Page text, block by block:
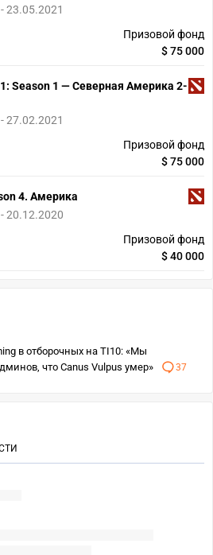
23.05.2021
Призовой фонд
$ 75 000
Season 1 — Северная Америка 2-
27.02.2021
Призовой фонд
$ 75 000
4. Америка
20.12.2020
Призовой фонд
$ 40 000
в отборочных на TI10: «Мы
что Canus Vulpus умер»
37